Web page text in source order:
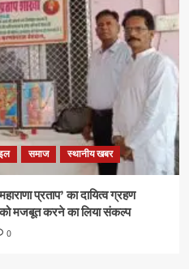
समाज स्थानीय खबर
प्रताप’ का दायित्व ग्रहण
मजबूत करने का लिया संकल्प
0